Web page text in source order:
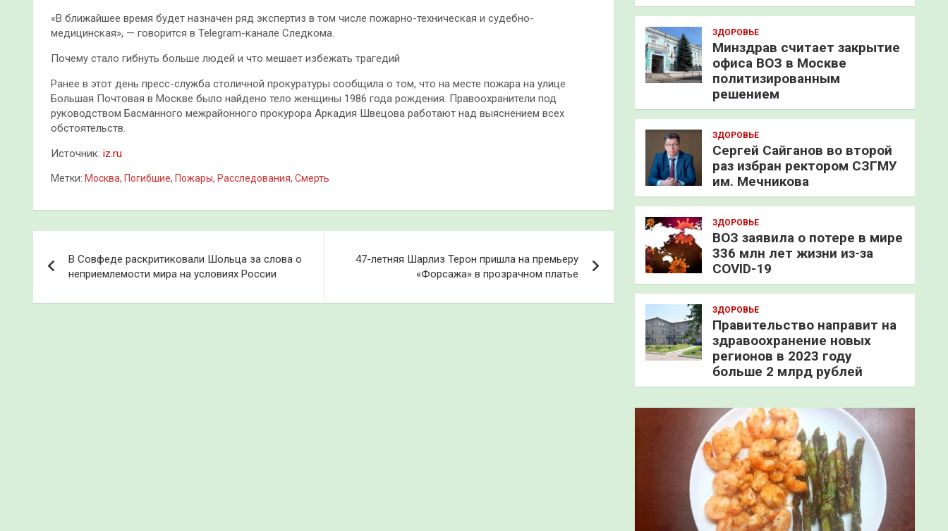
«В ближайшее время будет назначен ряд экспертиз в том числе пожарно-техническая и судебно-
медицинская», — говорится в Telegram-канале Следкома.
Почему стало гибнуть больше людей и что мешает избежать трагедий
Ранее в этот день пресс-служба столичной прокуратуры сообщила о том, что на месте пожара на улице
Большая Почтовая в Москве было найдено тело женщины 1986 года рождения. Правоохранители под
руководством Басманного межрайонного прокурора Аркадия Швецова работают над выяснением всех
обстоятельств.
Источник: iz.ru
Метки: Москва, Погибшие, Пожары, Расследования, Смерть
по
записям
В Совфеде раскритиковали Шольца за слова о
неприемлемости мира на условиях России
47-летняя Шарлиз Терон пришла на премьеру
«Форсажа» в прозрачном платье
ЗДОРОВЬЕ
Минздрав считает закрытие
офиса ВОЗ в Москве
политизированным
решением
ЗДОРОВЬЕ
Сергей Сайганов во второй
раз избран ректором СЗГМУ
им. Мечникова
ЗДОРОВЬЕ
ВОЗ заявила о потере в мире
336 млн лет жизни из-за
COVID-19
ЗДОРОВЬЕ
Правительство направит на
здравоохранение новых
регионов в 2023 году
больше 2 млрд рублей